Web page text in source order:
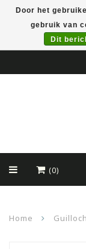
(0)
Home
Door het
gebruik van
Dit